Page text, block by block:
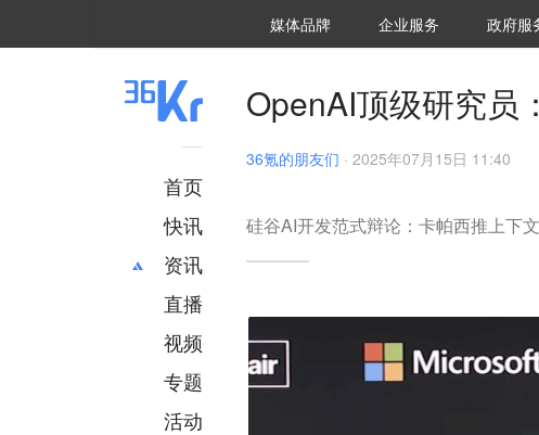
媒体品牌 36Kr研究院
企业服务 城市之
政府服
首页
快讯
资讯
推荐
财经
项目推荐
安徽
直播
视频
专题
活动
OpenAI顶级研究员
36氪的朋友们 · 2025年07月15日 11:40
硅谷AI开发范式辩论：卡帕西推上下